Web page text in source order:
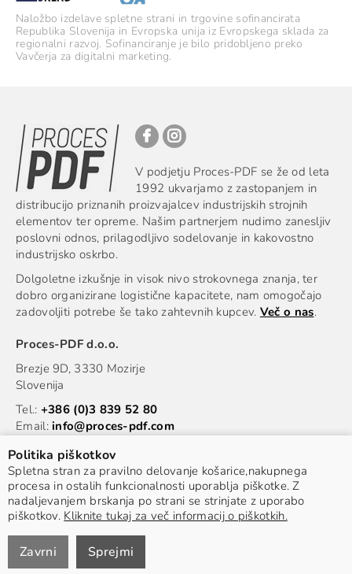
Politika piškotkov
Spletna stran za pravilno delovanje košarice,nakupnega
procesa in ostalih funkcionalnosti uporablja piškotke. Z
nadaljevanjem brskanja po strani se strinjate z uporabo
piškotkov. Kliknite tukaj za več informacij o piškotkih.
Zavrni Sprejmi
Naložbo izdelave spletne strani in trgovine sofinancirata
Republika Slovenija in Evropska unija iz Evropskega sklada za
regionalni razvoj. Sofinanciranje je bilo pridobljeno preko
Vavčerja za digitalni marketing.
V podjetju Proces-PDF se že od leta
1992 ukvarjamo z zastopanjem in
distribucijo priznanih proizvajalcev industrijskih strojnih
elementov ter opreme. Našim partnerjem nudimo zanesljiv
poslovni odnos, prilagodljivo sodelovanje in kakovostno
industrijsko oskrbo.
Dolgoletne izkušnje in visok nivo strokovnega znanja, ter
dobro organizirane logistične kapacitete, nam omogočajo
zadovoljiti potrebe še tako zahtevnih kupcev. Več o nas.
Proces-PDF d.o.o.
Brezje 9D, 3330 Mozirje
Slovenija
Tel.: +386 (0)3 839 52 80
Email:info@proces-pdf.com
Informacije
© 2022 Proces PDF. Vse pravice pridržane.
Avtorji